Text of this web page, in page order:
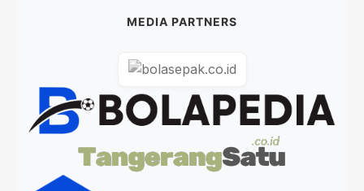
MEDIA PARTNERS